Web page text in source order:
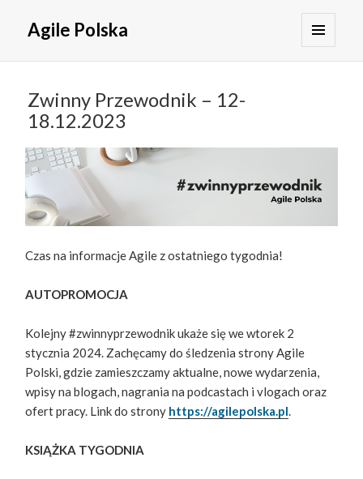
Agile Polska
Zwinny Przewodnik – 12-
18.12.2023
Czas na informacje Agile z ostatniego tygodnia!
AUTOPROMOCJA
Kolejny #zwinnyprzewodnik ukaże się we wtorek 2
stycznia 2024. Zachęcamy do śledzenia strony Agile
Polski, gdzie zamieszczamy aktualne, nowe wydarzenia,
wpisy na blogach, nagrania na podcastach i vlogach oraz
ofert pracy. Link do strony https://agilepolska.pl
KSIĄŻKA TYGODNIA